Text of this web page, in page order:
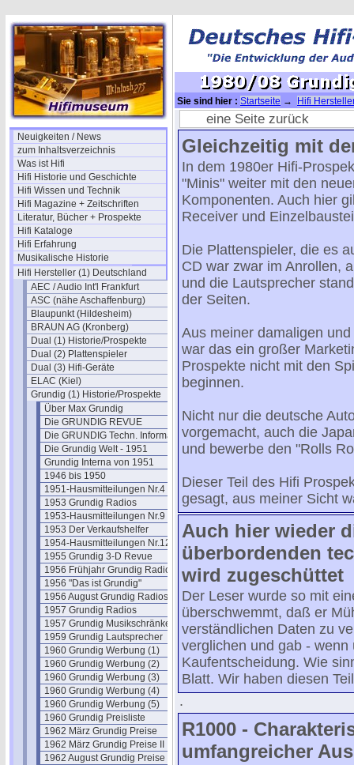
Neuigkeiten / News
zum Inhaltsverzeichnis
Was ist Hifi
Hifi Historie und Geschichte
Hifi Wissen und Technik
Hifi Magazine + Zeitschriften
Literatur, Bücher + Prospekte
Hifi Kataloge
Hifi Erfahrung
Musikalische Historie
Hifi Hersteller (1) Deutschland
AEC / Audio Int'l Frankfurt
ASC (nähe Aschaffenburg)
Blaupunkt (Hildesheim)
BRAUN AG (Kronberg)
Dual (1) Historie/Prospekte
Dual (2) Plattenspieler
Dual (3) Hifi-Geräte
ELAC (Kiel)
Grundig (1) Historie/Prospekte
Über Max Grundig
Die GRUNDIG REVUE
Die GRUNDIG Techn. Information
Die Grundig Welt - 1951
Grundig Interna von 1951
1946 bis 1950
1951-Hausmitteilungen Nr.4
1953 Grundig Radios
1953-Hausmitteilungen Nr.9
1953 Der Verkaufshelfer
1954-Hausmitteilungen Nr.12
1955 Grundig 3-D Revue
1956 Frühjahr Grundig Radios
1956 "Das ist Grundig"
1956 August Grundig Radios
1957 Grundig Radios
1957 Grundig Musikschränke
1959 Grundig Lautsprecher
1960 Grundig Werbung (1)
1960 Grundig Werbung (2)
1960 Grundig Werbung (3)
1960 Grundig Werbung (4)
1960 Grundig Werbung (5)
1960 Grundig Preisliste
1962 März Grundig Preise
1962 März Grundig Preise II
1962 August Grundig Preise
Sie sind hier : Startseite →
Hifi
Grundig Hifi Stereo /3
eine Seite zurück
Gleichzeitig mit
In dem 1980er Hifi-
"Minis" weiter mit den
Komponenten. Auch hier
Receiver und
Die Plattenspieler, die es
CD war zwar im Anrollen,
und die Lautsprecher
der Seiten.
Aus meiner damaligen
war das ein großer
Prospekte nicht mit den
beginnen.
Nicht nur die deutsche
vorgemacht, auch die
und bewerbe den "Rolls
Dieser Teil des Hifi
gesagt, aus meiner Sicht
Auch hier wieder
überbordenden
wird zugeschüttet
Der Leser wurde so mit
überschwemmt, daß er
verständlichen Daten zu
verglichen und gab -
Kaufentscheidung. Wie
Blatt. Wir haben diesen
.
R1000 -
umfangreicher